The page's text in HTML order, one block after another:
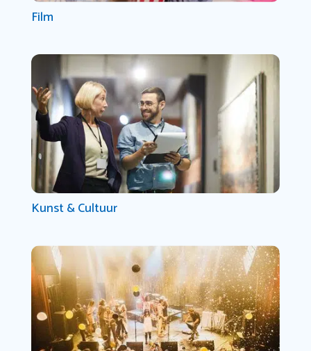
Film
Kunst & Cultuur